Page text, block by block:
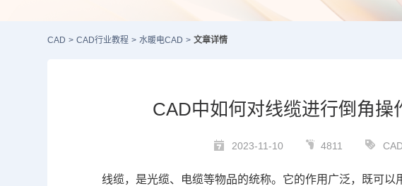
CAD > CAD行业教程 > 水暖电CAD > 文章详情
CAD中如何对线缆进行倒角操
2023-11-10 4811
线缆，是光缆、电缆等物品的统称。它的作用广泛，既可